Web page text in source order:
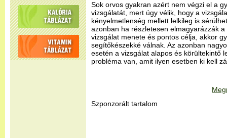
Sok orvos gyakran azért nem végzi el a
vizsgálatát, mert úgy vélik, hogy a
kényelmetlenség mellett lelkileg is
azonban ha részletesen elmagyarázzák
vizsgálat menete és pontos célja, akkor
segítőkészekké válnak. Az azonban
esetén a vizsgálat alapos és körültekintő
probléma van, amit ilyen esetben ki kell
Szponzorált tartalom